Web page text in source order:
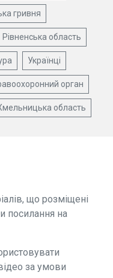
гривня
Рівненська область
Українці
орган
область
що розміщені
посилання на
за умови